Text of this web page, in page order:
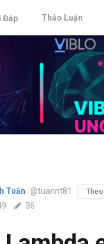
Đáp Thảo Luận
Tuấn @tuannt81 Theo
36